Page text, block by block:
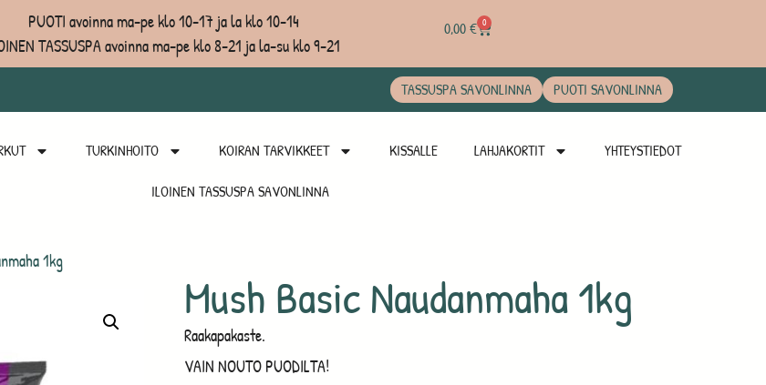
PUOTI avoinna ma-pe klo 10-17 ja la klo 10-14
TASSUSPA avoinna ma-pe klo 8-21 ja la-su klo 9-21
0,00€ 0
TASSUSPA SAVONLINNA PUOTI SAVONLINNA
TURKINHOITO KOIRAN TARVIKKEET KISSALLE LAHJAKORTIT YHTEYSTIEDOT
ILOINEN TASSUSPA SAVONLINNA
1kg
Mush Basic Naudanmaha 1kg
Raakapakaste.
VAIN NOUTO PUODILTA!